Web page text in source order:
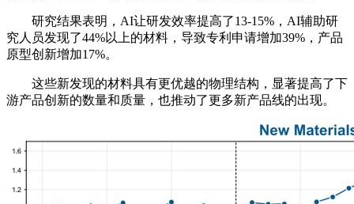
研究结果表明，AI让研发效率提高了13-15%，AI辅助研
究人员发现了44%以上的材料，导致专利申请增加39%，产品
原型创新增加17%。
这些新发现的材料具有更优越的物理结构，显著提高了下
游产品创新的数量和质量，也推动了更多新产品线的出现。